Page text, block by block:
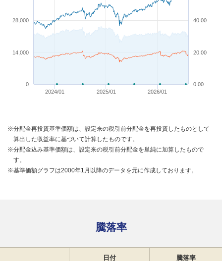
2024/01 2025/01 2026/01
0
14,000
28,000
0.00
20.00
40.00
※分配金再投資基準価額は、設定来の税引前分配金を再投資したものとして
算出した収益率に基づいて計算したものです。
※分配金込み基準価額は、設定来の税引前分配金を単純に加算したもので
す。
※基準価額グラフは2000年1月以降のデータを元に作成しております。
騰落率
日付 騰落率